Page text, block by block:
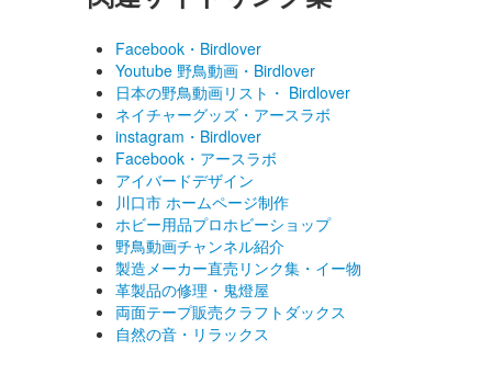
Facebook・Birdlover
Youtube 野鳥動画・Birdlover
日本の野鳥動画リスト・ Birdlover
ネイチャーグッズ・アースラボ
instagram・Birdlover
Facebook・アースラボ
アイバードデザイン
川口市 ホームページ制作
ホビー用品プロホビーショップ
野鳥動画チャンネル紹介
製造メーカー直売リンク集・イー物
革製品の修理・鬼燈屋
両面テープ販売クラフトダックス
自然の音・リラックス